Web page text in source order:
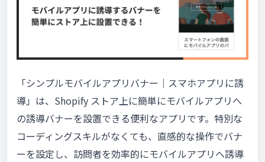
「シンプルモバイルアプリバナー｜スマホアプリに誘
導」は、Shopify ストア上に簡単にモバイルアプリへ
の誘導バナーを設置できる便利なアプリです。特別な
コーディングスキルがなくても、直感的な操作でバナ
ーを設定し、訪問者を効率的にモバイルアプリへ誘導